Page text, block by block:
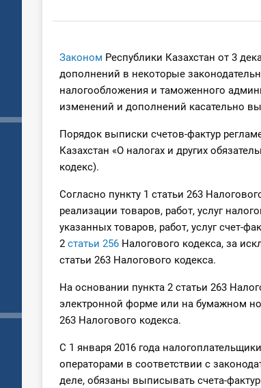
Законом Республики Казахстан от 3
дополнений в некоторые
налогообложения и таможенного
изменений и дополнений касательно
Порядок выписки счетов-фактур
Казахстан «О налогах и других
кодекс).
Согласно пункту 1 статьи 263
реализации товаров, работ, услуг
указанных товаров, работ, услуг счет-
2 статьи 256 Налогового кодекса, за
статьи 263 Налогового кодекса.
На основании пункта 2 статьи 263
электронной форме или на бумажном
263 Налогового кодекса.
С 1 января 2016 года
операторами в соответствии с
деле, обязаны выписывать счета-